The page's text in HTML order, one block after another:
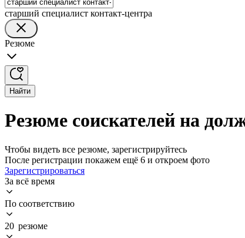
старший специалист контакт-центра
Резюме
Найти
Резюме соискателей на
Чтобы видеть все резюме, зарегистрируйтесь
После регистрации покажем ещё 6 и откроем фото
Зарегистрироваться
За всё время
По соответствию
20 резюме